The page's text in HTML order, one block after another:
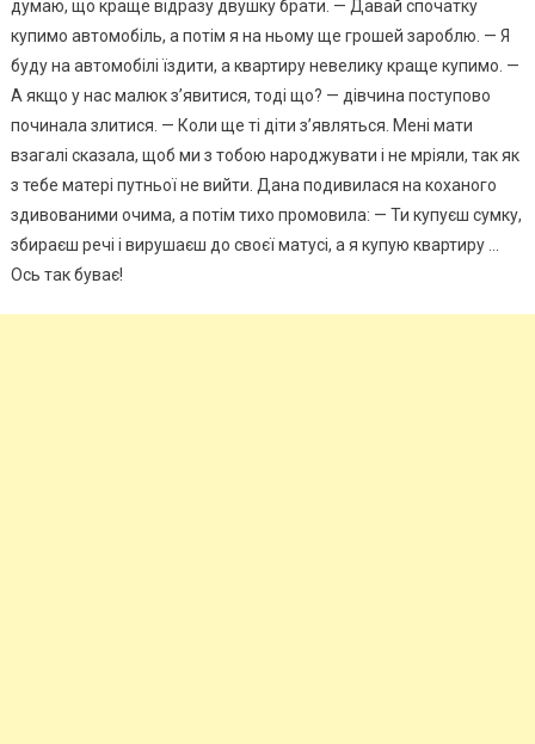
думаю, що краще відразу двушку брати. — Давай спочатку
купимо автомобіль, а потім я на ньому ще грошей зароблю. — Я
буду на автомобілі їздити, а квартиру невелику краще купимо. —
А якщо у нас малюк з’явитися, тоді що? — дівчина поступово
починала злитися. — Коли ще ті діти з’являться. Мені мати
взагалі сказала, щоб ми з тобою народжувати і не мріяли, так як
з тебе матері путньої не вийти. Дана подивилася на коханого
здивованими очима, а потім тихо промовила: — Ти купуєш сумку,
збираєш речі і вирушаєш до своєї матусі, а я купую квартиру …
Ось так буває!